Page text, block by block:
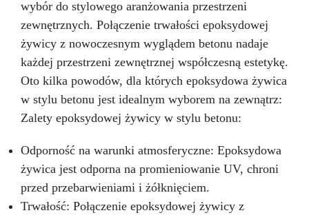
Twoje wyroby w biżuterię, certyfikowaną jako
bezpieczną po utwardzeniu.
Masz pytania?
Jako producent oferujemy profesjonalne
wsparcie: w przypadku pytań skontaktuj się z
naszym dedykowanym zespołem wsparcia, aby
uzyskać pomoc i porady. Żywica Epoxy
„ICREATION” Szybkowiążąca jest idealna do:
Biżuterii i małych ozdób Małych odlewów w
formach i rękodzieła Szybkiego prototypowania
ale tworzysz z pewnością siebie. Szybki czas
utwardzania i bezpieczna, certyfikowana
formuła wzmacniają Twoją kreatywność. Kup
Teraz i Twórz Arcydzieła w Mgnieniu Oka!
wybór do stylowego aranżowania przestrzeni
zewnętrznych. Połączenie trwałości epoksydowej
żywicy z nowoczesnym wyglądem betonu nadaje
każdej przestrzeni zewnętrznej współczesną estetykę.
Oto kilka powodów, dla których epoksydowa żywica
w stylu betonu jest idealnym wyborem na zewnątrz:
Zalety epoksydowej żywicy w stylu betonu:
Odporność na warunki atmosferyczne: Epoksydowa
żywica jest odporna na promieniowanie UV, chroni
przed przebarwieniami i żółknięciem.
Trwałość: Połączenie epoksydowej żywicy z